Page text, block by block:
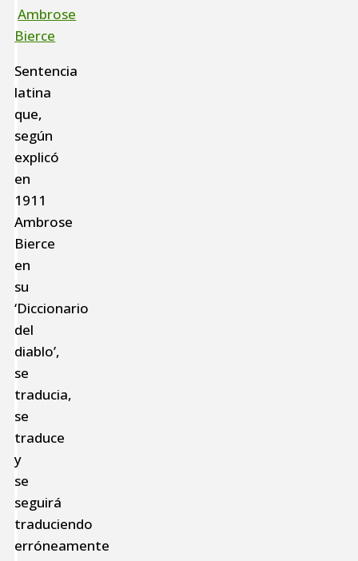
Ambrose
Bierce
Sentencia
latina
que,
según
explicó
en
1911
Ambrose
Bierce
en
su
‘Diccionario
del
diablo’,
se
traducia,
se
traduce
y
se
seguirá
traduciendo
erróneamente